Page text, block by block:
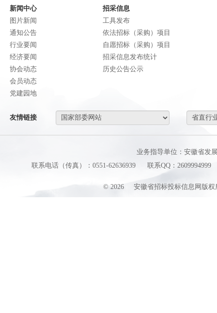
新闻中心
图片新闻
通知公告
行业要闻
经济要闻
协会动态
会员动态
党建园地
招采信息
工具发布
依法招标（采购）项目
自愿招标（采购）项目
招采信息发布统计
历史公告公示
友情链接
业务指导单位：安徽省发
联系电话（传真）：0551-62636939
联系QQ：2609994999
© 2026 安徽省招标投标信息网版